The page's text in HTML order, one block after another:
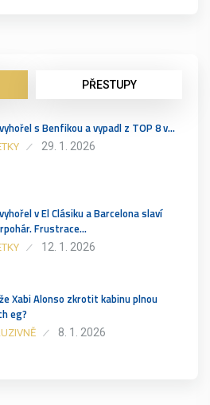
PŘESTUPY
s Benfikou a vypadl z TOP 8 v…
29. 1. 2026
v El Clásiku a Barcelona slaví
Frustrace…
12. 1. 2026
Xabi Alonso zkrotit kabinu plnou
eg?
8. 1. 2026